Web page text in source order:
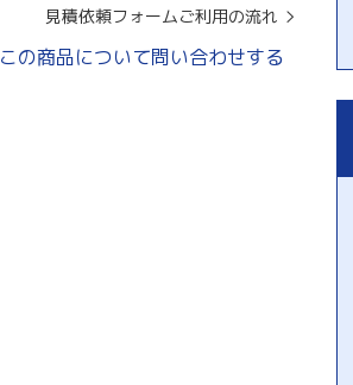
見積依頼フォームご利用の流れ
この商品について問い合わせする